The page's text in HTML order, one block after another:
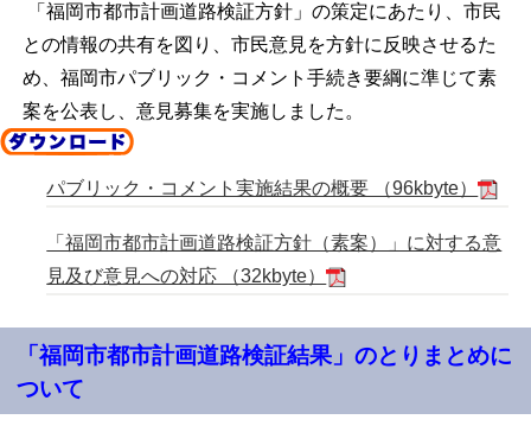
「福岡市都市計画道路検証方針」の策定にあたり、市民
との情報の共有を図り、市民意見を方針に反映させるた
め、福岡市パブリック・コメント手続き要綱に準じて素
案を公表し、意見募集を実施しました。
パブリック・コメント実施結果の概要 （96kbyte）
「福岡市都市計画道路検証方針（素案）」に対する意
見及び意見への対応 （32kbyte）
「福岡市都市計画道路検証結果」のとりまとめに
ついて